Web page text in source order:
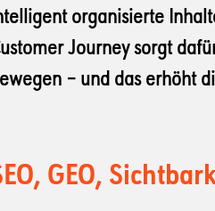
organisierte
Journey sorgt
– und das erhöht
GEO,